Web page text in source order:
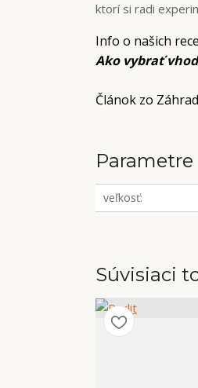
ktorí si radi
Info o našich
Ako vybrať
Článok zo
Parametre
veľkosť
Súvisiaci